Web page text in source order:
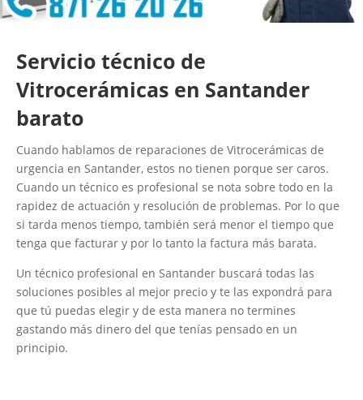
Servicio técnico de
Vitrocerámicas en Santander
barato
Cuando hablamos de reparaciones de Vitrocerámicas de
urgencia en Santander, estos no tienen porque ser caros.
Cuando un técnico es profesional se nota sobre todo en la
rapidez de actuación y resolución de problemas. Por lo que
si tarda menos tiempo, también será menor el tiempo que
tenga que facturar y por lo tanto la factura más barata.
Un técnico profesional en Santander buscará todas las
soluciones posibles al mejor precio y te las expondrá para
que tú puedas elegir y de esta manera no termines
gastando más dinero del que tenías pensado en un
principio.